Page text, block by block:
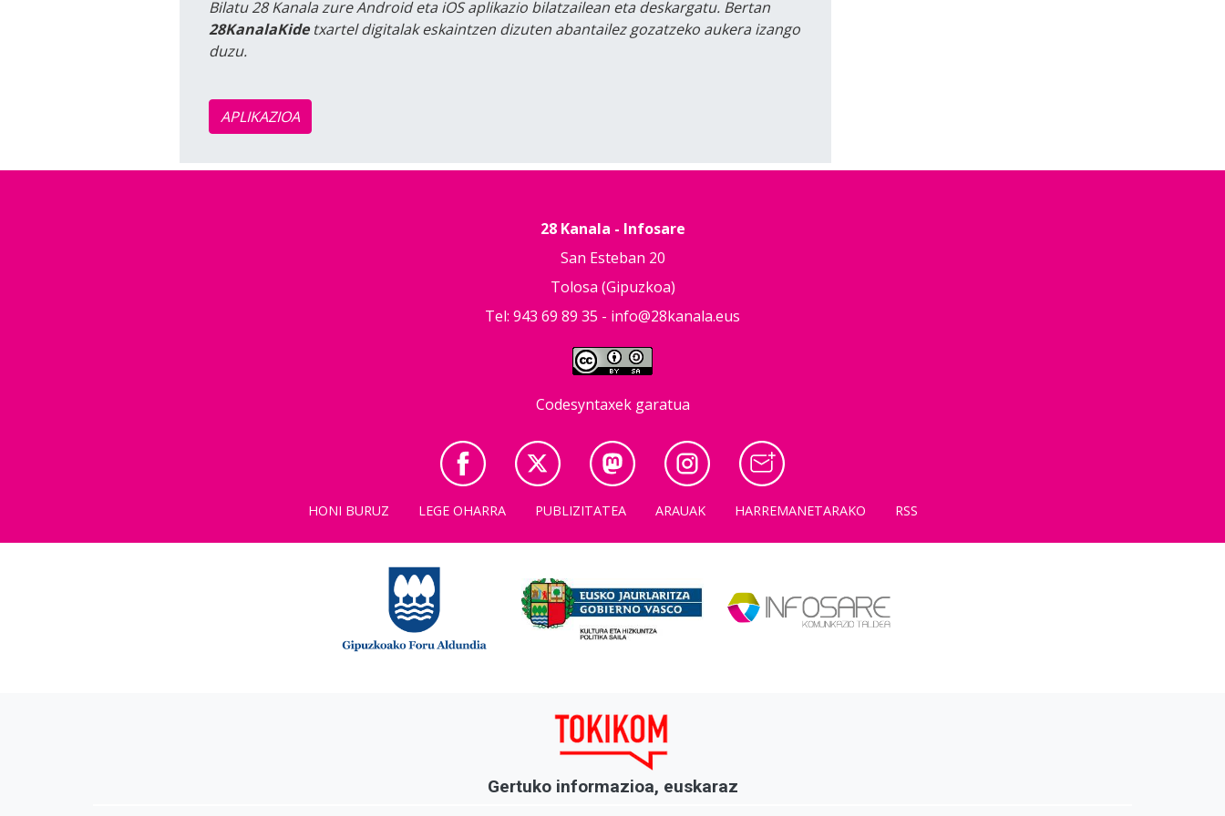
Bilatu 28 Kanala zure Android eta iOS aplikazio bilatzailean eta deskargatu. Bertan
28KanalaKidetxartel digitalak eskaintzen dizuten abantailez gozatzeko aukera izango
duzu.
APLIKAZIOA
28 Kanala - Infosare
San Esteban 20
Tolosa (Gipuzkoa)
Tel: 943 69 89 35 - info@28kanala.eus
Codesyntaxek garatua
HONI BURUZ LEGE OHARRA PUBLIZITATEA ARAUAK HARREMANETARAKO RSS
Gertuko informazioa, euskaraz